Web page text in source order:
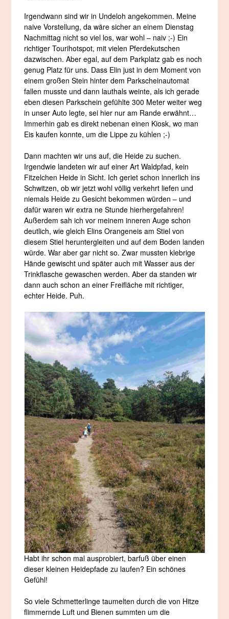
Irgendwann sind wir in Undeloh angekommen. Meine
naive Vorstellung, da wäre sicher an einem Dienstag
Nachmittag nicht so viel los, war wohl – naiv ;-) Ein
richtiger Tourihotspot, mit vielen Pferdekutschen
dazwischen. Aber egal, auf dem Parkplatz gab es noch
genug Platz für uns. Dass Elin just in dem Moment von
einem großen Stein hinter dem Parkscheinautomat
fallen musste und dann lauthals weinte, als ich gerade
eben diesen Parkschein gefühlte 300 Meter weiter weg
in unser Auto legte, sei hier nur am Rande erwähnt…
Immerhin gab es direkt nebenan einen Kiosk, wo man
Eis kaufen konnte, um die Lippe zu kühlen ;-)
Dann machten wir uns auf, die Heide zu suchen.
Irgendwie landeten wir auf einer Art Waldpfad, kein
Fitzelchen Heide in Sicht. Ich geriet schon innerlich ins
Schwitzen, ob wir jetzt wohl völlig verkehrt liefen und
niemals Heide zu Gesicht bekommen würden – und
dafür waren wir extra ne Stunde hierhergefahren!
Außerdem sah ich vor meinem inneren Auge schon
deutlich, wie gleich Elins Orangeneis am Stiel von
diesem Stiel heruntergleiten und auf dem Boden landen
würde. War aber gar nicht so. Zwar mussten klebrige
Hände gewischt und später auch mit Wasser aus der
Trinkflasche gewaschen werden. Aber da standen wir
dann auch schon an einer Freifläche mit richtiger,
echter Heide. Puh.
Habt ihr schon mal ausprobiert, barfuß über einen
dieser kleinen Heidepfade zu laufen? Ein schönes
Gefühl!
So viele Schmetterlinge taumelten durch die von Hitze
flimmernde Luft und Bienen summten um die